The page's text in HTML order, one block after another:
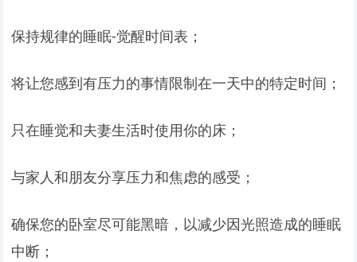
保持规律的睡眠-觉醒时间表；
将让您感到有压力的事情限制在一天中的特定时间；
只在睡觉和夫妻生活时使用你的床；
与家人和朋友分享压力和焦虑的感受；
确保您的卧室尽可能黑暗，以减少因光照造成的睡眠
中断；